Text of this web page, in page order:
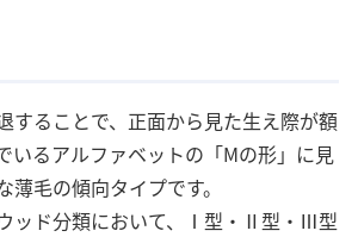
することで、正面から見た生え際が額
いるアルファベットの「Mの形」に見
薄毛の傾向タイプです。
ッド分類において、Ⅰ型・Ⅱ型・Ⅲ型